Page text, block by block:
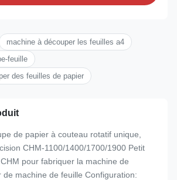
machine à découper les feuilles a4
feuille
des feuilles de papier
de papier à couteau rotatif unique,
CHM-1100/1400/1700/1900 Petit
pour fabriquer la machine de
machine de feuille Configuration: